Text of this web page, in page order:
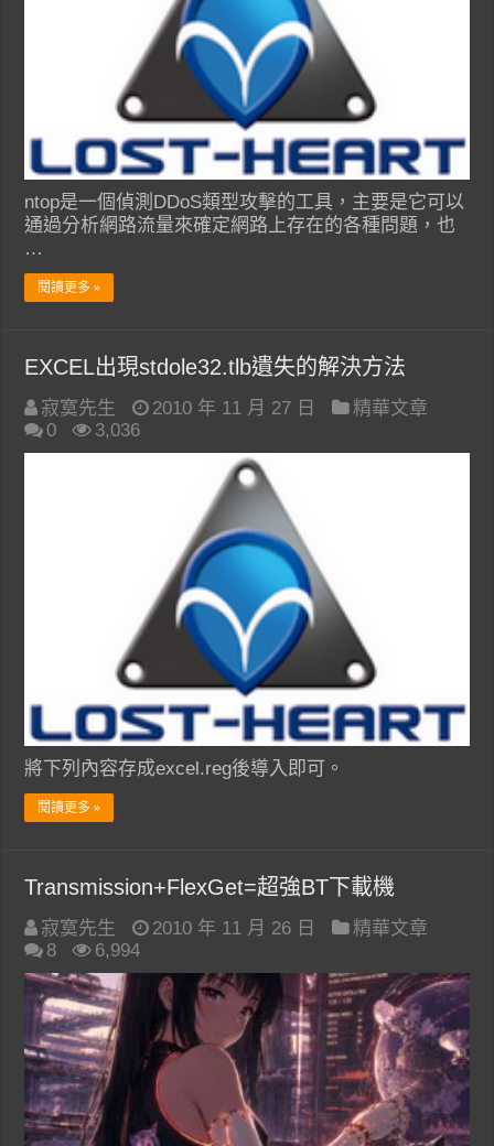
ntop是一個偵測DDoS類型攻擊的工具，主要是它可以
通過分析網路流量來確定網路上存在的各種問題，也
…
閱讀更多 »
EXCEL出現stdole32.tlb遺失的解決方法
寂寞先生 2010 年 11 月 27 日
精華文章
0
3,036
將下列內容存成excel.reg後導入即可。
閱讀更多 »
Transmission+FlexGet=超強BT下載機
寂寞先生 2010 年 11 月 26 日
精華文章
8
6,994